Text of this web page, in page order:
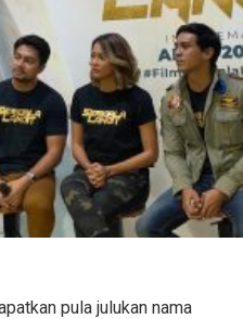
pula julukan nama